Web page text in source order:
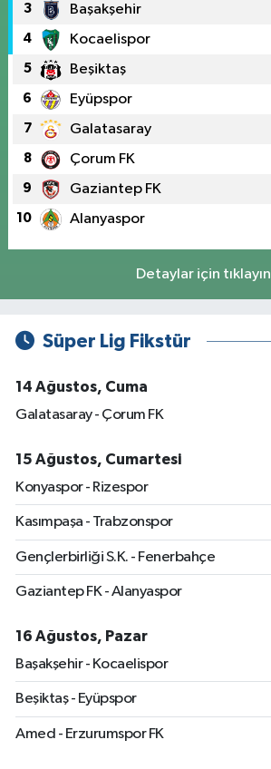
3 Başakşehir
4 Kocaelispor
5 Beşiktaş
6 Eyüpspor
7 Galatasaray
8 Çorum FK
9 Gaziantep FK
10 Alanyaspor
Detaylar için tıklayın
Süper Lig Fikstür
14 Ağustos, Cuma
Galatasaray - Çorum FK
15 Ağustos, Cumartesi
Konyaspor - Rizespor
Kasımpaşa - Trabzonspor
Gençlerbirliği S.K. - Fenerbahçe
Gaziantep FK - Alanyaspor
16 Ağustos, Pazar
Başakşehir - Kocaelispor
Beşiktaş - Eyüpspor
Amed - Erzurumspor FK